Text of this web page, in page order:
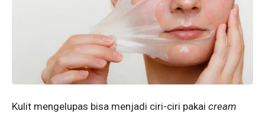
Kulit mengelupas bisa menjadi ciri-ciri pakai cream